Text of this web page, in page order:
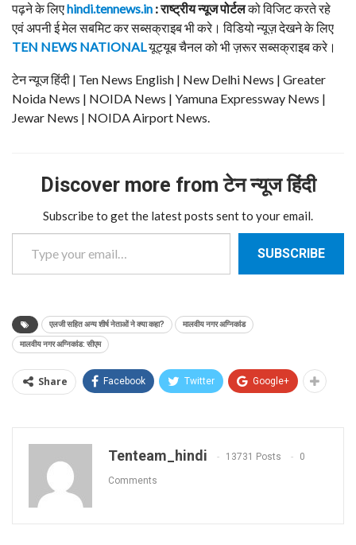
पढ़ने के लिएhindi.tennews.in : राष्ट्रीय न्यूज पोर्टलको विजिट करते रहे
एवं अपनी ई मेल सबमिट कर सब्सक्राइब भी करे। विडियो न्यूज़ देखने के लिए
TEN NEWS NATIONALयूट्यूब चैनल को भी ज़रूर सब्सक्राइब करे।
टेन न्यूज हिंदी | Ten News English | New Delhi News | Greater
Noida News | NOIDA News | Yamuna Expressway News |
Jewar News | NOIDA Airport News.
Discover more from टेन न्यूज हिंदी
Subscribe to get the latest posts sent to your email.
Type your email…
SUBSCRIBE
एलजी सहित अन्य शीर्ष नेताओं ने क्या कहा? मालवीय नगर अग्निकांड
मालवीय नगर अग्निकांड: सीएम
Share Facebook Twitter Google+
Tenteam_hindi 13731 Posts 0
Comments